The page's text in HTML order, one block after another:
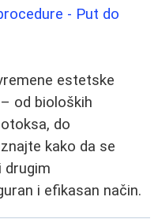
- Put do
estetske
od bioloških
do
kako da se
drugim
i efikasan način.